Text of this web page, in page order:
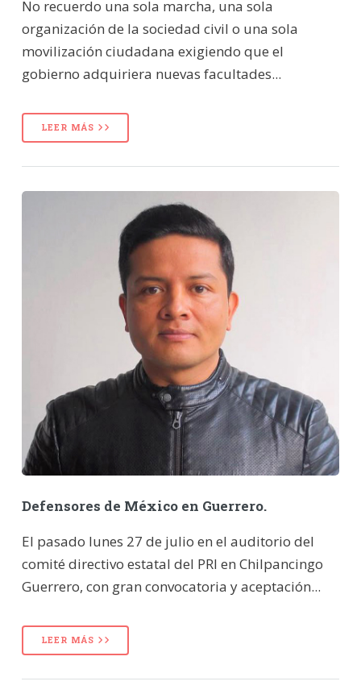
No recuerdo una sola marcha, una sola
organización de la sociedad civil o una sola
movilización ciudadana exigiendo que el
gobierno adquiriera nuevas facultades...
LEER MÁS
Defensores de México en Guerrero.
El pasado lunes 27 de julio en el auditorio del
comité directivo estatal del PRI en Chilpancingo
Guerrero, con gran convocatoria y aceptación...
LEER MÁS